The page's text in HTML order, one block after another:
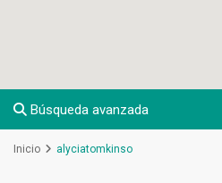
Búsqueda avanzada
Inicio alyciatomkinso